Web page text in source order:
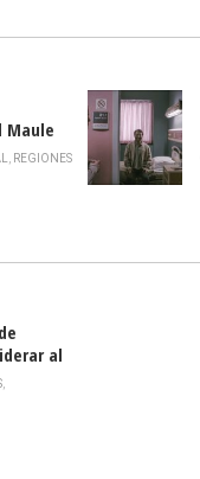
Maule
de la
, REGIONES
al
,